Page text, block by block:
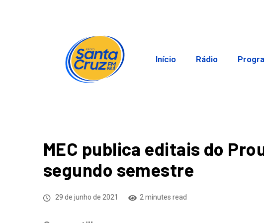
Início Rádio
MEC publica editais do
segundo semestre
29 de junho de 2021 2 minutes read